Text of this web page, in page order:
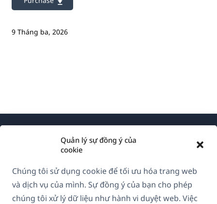
Quản lý sự đồng ý của
cookie
Chúng tôi sử dụng cookie để tối ưu hóa trang web
và dịch vụ của mình. Sự đồng ý của bạn cho phép
chúng tôi xử lý dữ liệu như hành vi duyệt web. Việc
9 Tháng ba, 2026
GDPR & Chính sách Bảo mật